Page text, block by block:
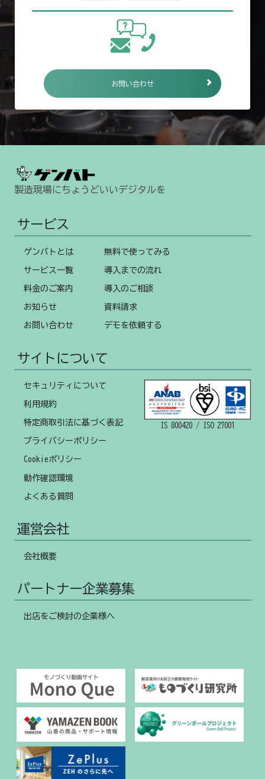
お問い合わせ
製造現場にちょうどいいデジタルを
サービス
ゲンバトとは
サービス一覧
料金のご案内
お知らせ
お問い合わせ
無料で使ってみる
導入までの流れ
導入のご相談
資料請求
デモを依頼する
サイトについて
セキュリティについて
利用規約
特定商取引法に基づく表記
プライバシーポリシー
Cookieポリシー
動作確認環境
よくある質問
IS 800420 / ISO 27001
運営会社
会社概要
パートナー企業募集
出店をご検討の企業様へ